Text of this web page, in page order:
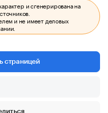
и сгенерирована на
и не имеет деловых
страницей